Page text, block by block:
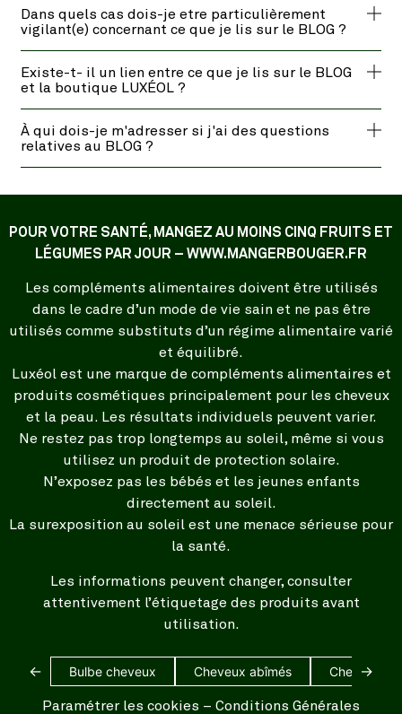
Dans quels cas dois-je etre particulièrement
vigilant(e) concernant ce que je lis sur le BLOG ?
Existe-t- il un lien entre ce que je lis sur le BLOG
et la boutique LUXÉOL ?
À qui dois-je m'adresser si j'ai des questions
relatives au BLOG ?
POUR VOTRE SANTÉ, MANGEZ AU MOINS CINQ FRUITS ET
LÉGUMES PAR JOUR – WWW.MANGERBOUGER.FR
Les compléments alimentaires doivent être utilisés
dans le cadre d’un mode de vie sain et ne pas être
utilisés comme substituts d’un régime alimentaire varié
et équilibré.
Luxéol est une marque de compléments alimentaires et
produits cosmétiques principalement pour les cheveux
et la peau. Les résultats individuels peuvent varier.
Ne restez pas trop longtemps au soleil, même si vous
utilisez un produit de protection solaire.
N’exposez pas les bébés et les jeunes enfants
directement au soleil.
La surexposition au soleil est une menace sérieuse pour
la santé.
Les informations peuvent changer, consulter
attentivement l’étiquetage des produits avant
utilisation.
← Bulbe cheveux Cheveux abîmés Cheveux
→
Paramétrer les cookies – Conditions Générales